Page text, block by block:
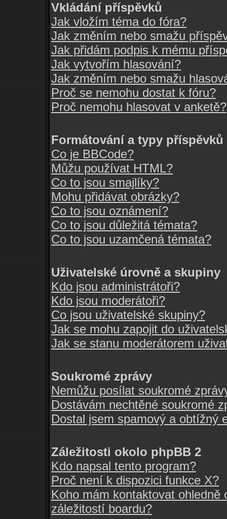
Vkládání příspěvků
Jak vložím téma do fóra?
Jak změním nebo smažu
Jak přidám podpis k mému
Jak vytvořím hlasování?
Jak změním nebo smažu
Proč se nemohu dostat k fóru?
Proč nemohu hlasovat v anketě?
Formátování a typy příspěvků
Co je BBCode?
Můžu používat HTML?
Co to jsou smajlíky?
Mohu přidávat obrázky?
Co to jsou oznámení?
Co to jsou důležitá témata?
Co to jsou uzamčená témata?
Uživatelské úrovně a skupiny
Kdo jsou administrátoři?
Kdo jsou moderátoři?
Co jsou uživatelské skupiny?
Jak se mohu zapojit do
Jak se stanu moderátorem
Soukromé zprávy
Nemůžu posílat soukromé
Dostávám nechtěné soukromé
Dostal jsem spamový a obtížný
Záležitosti okolo phpBB 2
Kdo napsal tento program?
Proč není k dispozici funkce X?
Koho mám kontaktovat
záležitostí boardu?